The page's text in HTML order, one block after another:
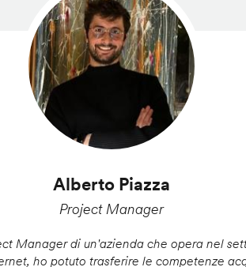
Alberto Piazza
Project Manager
Manager di un'azienda che opera nel
ho potuto trasferire le competenze